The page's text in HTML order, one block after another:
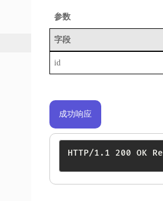
参数
字段
id
成功响应
HTTP/1.1 200 OK